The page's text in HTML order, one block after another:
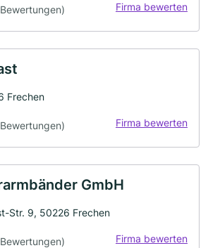
Firma bewerten
Frechen
Firma bewerten
GmbH
Str. 9, 50226 Frechen
Firma bewerten